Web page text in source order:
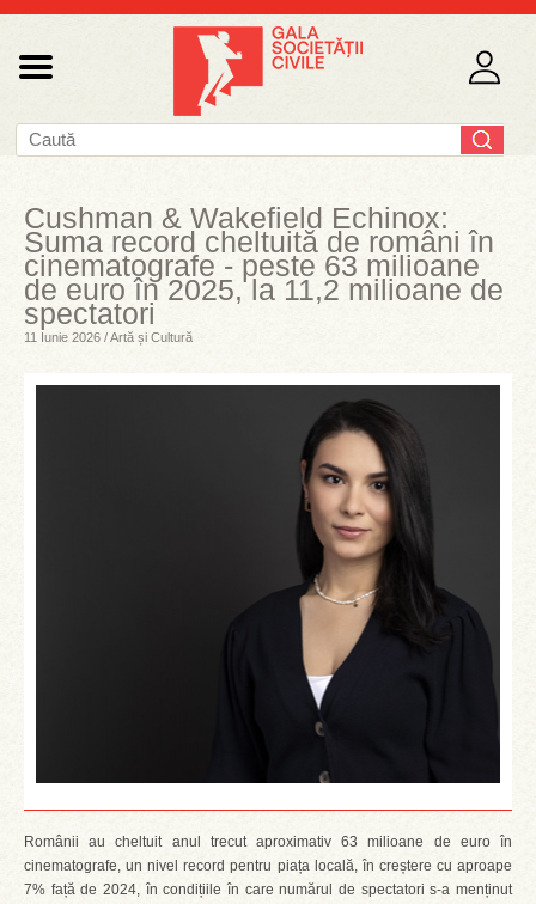
Cushman & Wakefield Echinox:
Suma record cheltuită de români în
cinematografe - peste 63 milioane
de euro în 2025, la 11,2 milioane de
spectatori
11 Iunie 2026 / Artă și Cultură
Românii au cheltuit anul trecut aproximativ 63 milioane de euro în
cinematografe, un nivel record pentru piața locală, în creștere cu aproape
7% față de 2024, în condițiile în care numărul de spectatori s-a menținut